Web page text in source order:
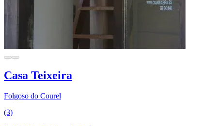
Casa Teixeira
Folgoso do Courel
(3)